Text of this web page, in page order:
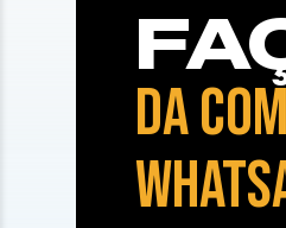
DA